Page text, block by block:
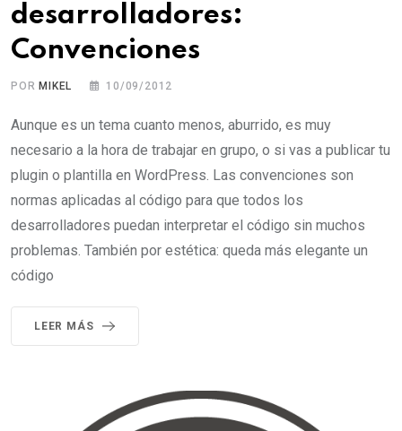
desarrolladores:
Convenciones
PORMIKEL 10/09/2012
Aunque es un tema cuanto menos, aburrido, es muy
necesario a la hora de trabajar en grupo, o si vas a publicar tu
plugin o plantilla en WordPress. Las convenciones son
normas aplicadas al código para que todos los
desarrolladores puedan interpretar el código sin muchos
problemas. También por estética: queda más elegante un
código
LEER MÁS